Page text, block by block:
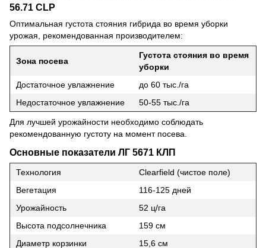
56.71 CLP
Оптимальная густота стояния гибрида во время уборки
урожая, рекомендованная производителем:
Зона посева
Густота стояния во время
уборки
Достаточное увлажнение
до 60 тыс./га
Недостаточное увлажнение
50-55 тыс./га
Для лучшей урожайности необходимо соблюдать
рекомендованную густоту на момент посева.
Основные показатели ЛГ 5671 КЛП
Технология
Clearfield (чистое поле)
Вегетация
116-125 дней
Урожайность
52 ц/га
Высота подсолнечника
159 см
Диаметр корзинки
15,6 см